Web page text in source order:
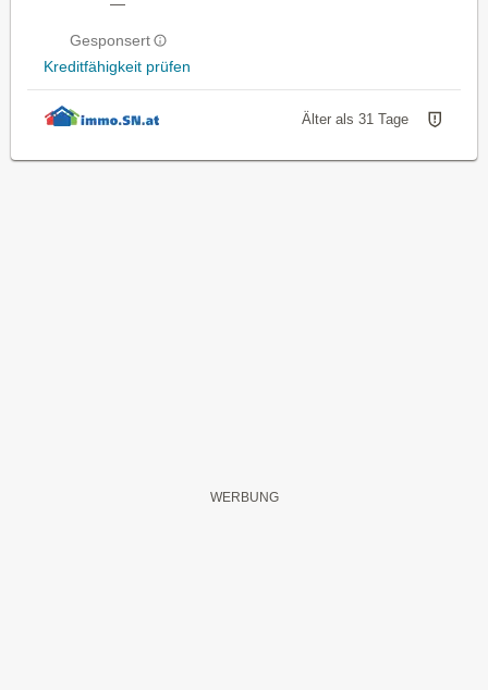
Gesponsert
Kreditfähigkeit prüfen
Älter als 31 Tage